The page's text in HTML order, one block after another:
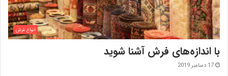
انواع فرش
با اندازه‌‌های فرش آشنا شوید
17 دسامبر 2019